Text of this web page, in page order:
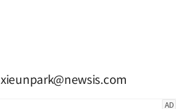
xieunpark@newsis.com